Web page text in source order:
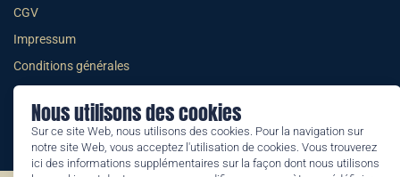
Nous utilisons des cookies
Sur ce site Web, nous utilisons des cookies. Pour la navigation sur
notre site Web, vous acceptez l'utilisation de cookies. Vous trouverez
ici des informations supplémentaires sur la façon dont nous utilisons
CGV
Impressum
Conditions générales
Informations juridiques